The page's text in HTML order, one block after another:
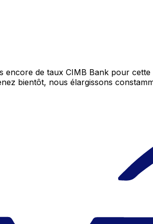
encore de taux CIMB Bank pour
bientôt, nous élargissons